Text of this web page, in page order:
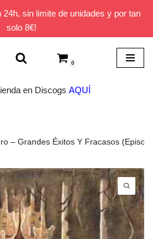
sin limite de unidades y por tan
solo 8€!
0
en Discogs AQUÍ
‎– Grandes Éxitos Y Fracasos